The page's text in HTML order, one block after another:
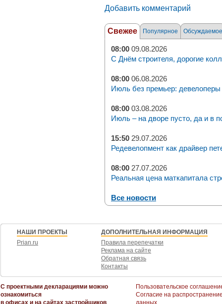
Добавить комментарий
Свежее Популярное Обсуждаемое
08:00 09.08.2026
С Днём строителя, дорогие
08:00 06.08.2026
Июль без премьер: девелоперы
08:00 03.08.2026
Июль – на дворе пусто, да и в
15:50 29.07.2026
Редевелопмент как драйвер
08:00 27.07.2026
Реальная цена маткапитала
Все новости
НАШИ ПРОЕКТЫ
Prian.ru
ДОПОЛНИТЕЛЬНАЯ ИНФОРМАЦИЯ
Правила перепечатки
Реклама на сайте
Обратная связь
Контакты
С проектными декларациями можно
ознакомиться
в офисах и на сайтах застройщиков
Пользовательское
Согласие на
данных